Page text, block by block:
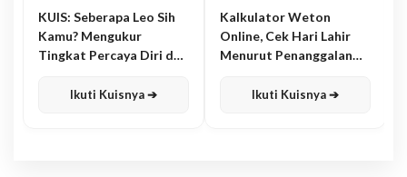
KUIS: Seberapa Leo Sih
Kamu? Mengukur
Tingkat Percaya Diri dan
Ikuti Kuisnya ➔
Kalkulator Weton
Online, Cek Hari Lahir
Menurut Penanggalan
Ikuti Kuisnya ➔